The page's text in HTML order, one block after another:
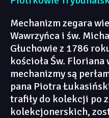
Mechanizm zegara
Wawrzyńca i św.
Głuchowie z 1786
kościoła Św. Floriana
mechanizmy są
pana Piotra
trafiły do kolekcji po
kolekcjonerskich,